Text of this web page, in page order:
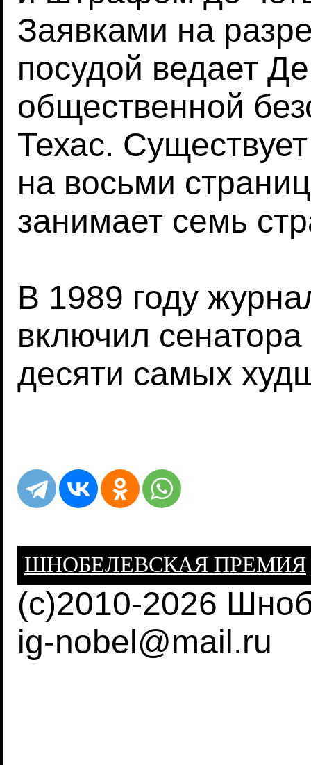
Заявками на
посудой ведает
общественной
Техас.
на восьми
занимает семь
В 1989 году
включил сенатора
десяти самых
ШНОБЕЛЕВСКАЯ ПРЕМИЯ
(c)2010-2026
ig-nobel@mail.ru